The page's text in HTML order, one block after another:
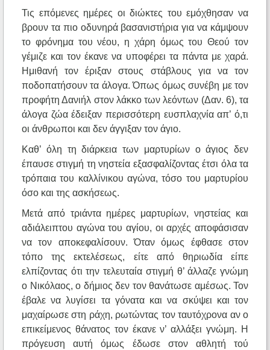
Τις επόμενες ημέρες οι διώκτες του εμόχθησαν να
βρουν τα πιο οδυνηρά βασανιστήρια για να κάμψουν
το φρόνημα του νέου, η χάρη όμως του Θεού τον
γέμιζε και τον έκανε να υποφέρει τα πάντα με χαρά.
Ημιθανή τον έριξαν στους στάβλους για να τον
ποδοπατήσουν τα άλογα. Όπως όμως συνέβη με τον
προφήτη Δανιήλ στον λάκκο των λεόντων (Δαν. 6), τα
άλογα ζώα έδειξαν περισσότερη ευσπλαχνία απ’ ό,τι
οι άνθρωποι και δεν άγγιξαν τον άγιο.
Καθ’ όλη τη διάρκεια των μαρτυρίων ο άγιος δεν
έπαυσε στιγμή τη νηστεία εξασφαλίζοντας έτσι όλα τα
τρόπαια του καλλίνικου αγώνα, τόσο του μαρτυρίου
όσο και της ασκήσεως.
Μετά από τριάντα ημέρες μαρτυρίων, νηστείας και
αδιάλειπτου αγώνα του αγίου, οι αρχές αποφάσισαν
να τον αποκεφαλίσουν. Όταν όμως έφθασε στον
τόπο της εκτελέσεως, είτε από θηριωδία είπε
ελπίζοντας ότι την τελευταία στιγμή θ’ άλλαζε γνώμη
ο Νικόλαος, ο δήμιος δεν τον θανάτωσε αμέσως. Τον
έβαλε να λυγίσει τα γόνατα και να σκύψει και τον
μαχαίρωσε στη ράχη, ρωτώντας τον ταυτόχρονα αν ο
επικείμενος θάνατος τον έκανε ν’ αλλάξει γνώμη. Η
πρόγευση αυτή όμως έδωσε στον αθλητή τού